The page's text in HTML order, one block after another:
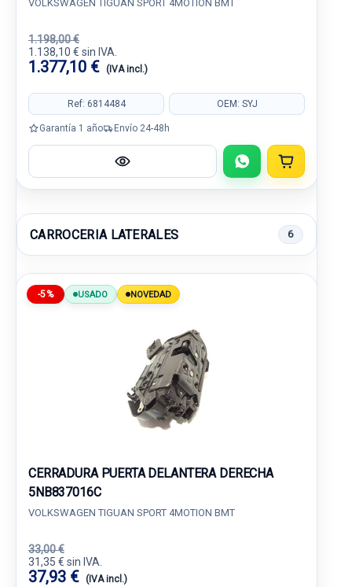
VOLKSWAGEN TIGUAN SPORT 4MOTION BMT
1.198,00 €
1.138,10 € sin IVA.
1.377,10 € (IVA incl.)
Ref: 6814484 OEM: SYJ
Garantía 1 año Envío 24-48h
CARROCERIA LATERALES 6
-5% USADO NOVEDAD
CERRADURA PUERTA DELANTERA DERECHA
5NB837016C
VOLKSWAGEN TIGUAN SPORT 4MOTION BMT
33,00 €
31,35 € sin IVA.
37,93 € (IVA incl.)